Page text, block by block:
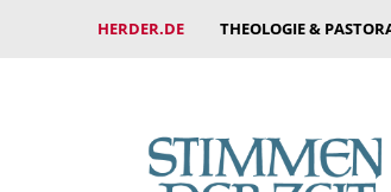
HERDER.DE THEOLOGIE &